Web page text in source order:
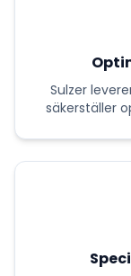
Sulzer
säkerställer